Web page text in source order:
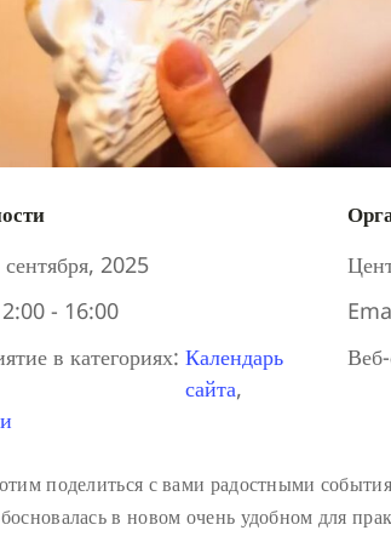
2025
- 16:00
в категориях: Календарь
сайта,
поделиться с вами радостными
в новом очень удобном для